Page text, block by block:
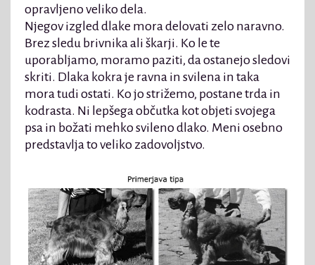
opravljeno veliko dela.
Njegov izgled dlake mora delovati zelo naravno.
Brez sledu brivnika ali škarji. Ko le te
uporabljamo, moramo paziti, da ostanejo sledovi
skriti. Dlaka kokra je ravna in svilena in taka
mora tudi ostati. Ko jo strižemo, postane trda in
kodrasta. Ni lepšega občutka kot objeti svojega
psa in božati mehko svileno dlako. Meni osebno
predstavlja to veliko zadovoljstvo.